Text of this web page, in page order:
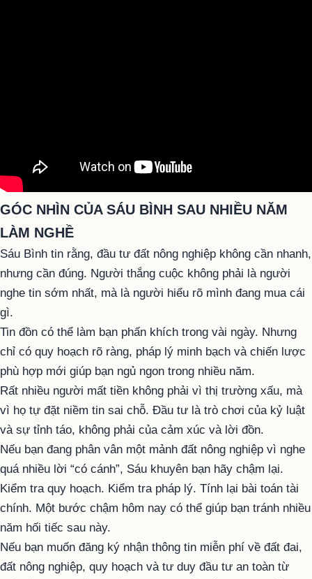
GÓC NHÌN CỦA SÁU BÌNH SAU NHIỀU NĂM
LÀM NGHỀ
Sáu Bình tin rằng, đầu tư đất nông nghiệp không cần nhanh,
nhưng cần đúng. Người thắng cuộc không phải là người
nghe tin sớm nhất, mà là người hiểu rõ mình đang mua cái
gì.
Tin đồn có thể làm bạn phấn khích trong vài ngày. Nhưng
chỉ có quy hoạch rõ ràng, pháp lý minh bạch và chiến lược
phù hợp mới giúp bạn ngủ ngon trong nhiều năm.
Rất nhiều người mất tiền không phải vì thị trường xấu, mà
vì họ tự đặt niềm tin sai chỗ. Đầu tư là trò chơi của kỷ luật
và sự tỉnh táo, không phải của cảm xúc và lời đồn.
Nếu bạn đang phân vân một mảnh đất nông nghiệp vì nghe
quá nhiều lời “có cánh”, Sáu khuyên bạn hãy chậm lại.
Kiểm tra quy hoạch. Kiểm tra pháp lý. Tính lại bài toán tài
chính. Một bước chậm hôm nay có thể giúp bạn tránh nhiều
năm hối tiếc sau này.
Nếu bạn muốn đăng ký nhận thông tin miễn phí về đất đai,
đất nông nghiệp, quy hoạch và tư duy đầu tư an toàn từ